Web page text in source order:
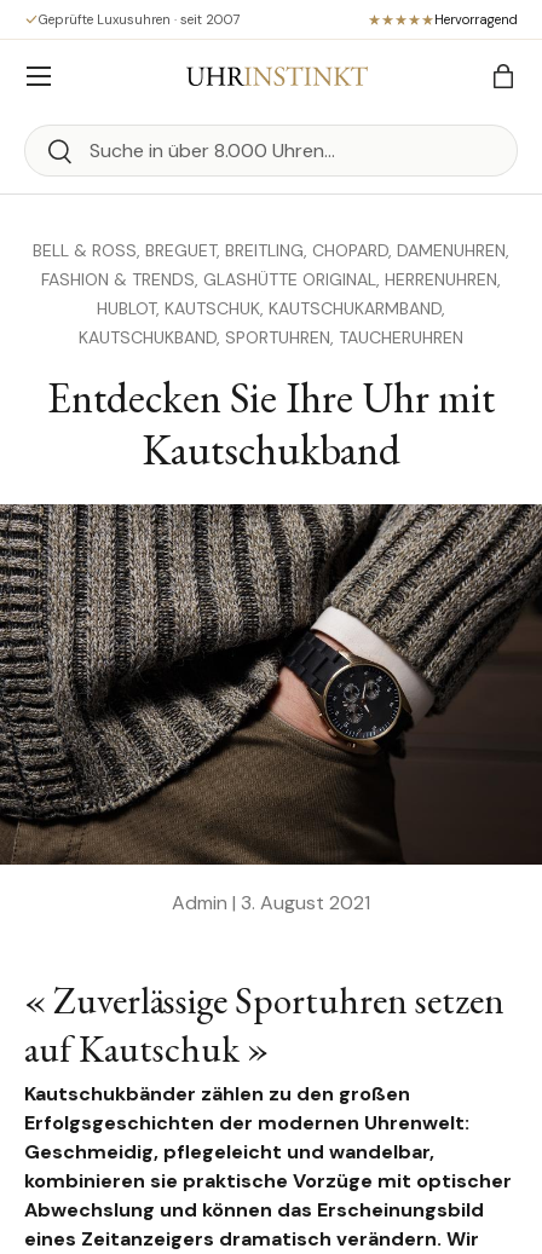
Direkt zum Inhalt
Geprüfte Luxusuhren · seit 2007 Hervorragend
Suchen
Suchen
Menü
BELL & ROSS, BREGUET, BREITLING, CHOPARD, DAMENUHREN,
FASHION & TRENDS, GLASHÜTTE ORIGINAL, HERRENUHREN,
HUBLOT, KAUTSCHUK, KAUTSCHUKARMBAND,
KAUTSCHUKBAND, SPORTUHREN, TAUCHERUHREN
Entdecken Sie Ihre Uhr mit
Kautschukband
Admin | 3. August 2021
« Zuverlässige Sportuhren setzen
auf Kautschuk »
Kautschukbänder zählen zu den großen
Erfolgsgeschichten der modernen Uhrenwelt:
Geschmeidig, pflegeleicht und wandelbar,
kombinieren sie praktische Vorzüge mit optischer
Abwechslung und können das Erscheinungsbild
eines Zeitanzeigers dramatisch verändern. Wir